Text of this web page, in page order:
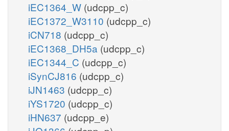
iEC1364_W (udcpp_c)
iEC1372_W3110 (udcpp_c)
iCN718 (udcpp_c)
iEC1368_DH5a (udcpp_c)
iEC1344_C (udcpp_c)
iSynCJ816 (udcpp_c)
iJN1463 (udcpp_c)
iYS1720 (udcpp_c)
iHN637 (udcpp_e)